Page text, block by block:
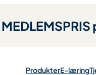
ProdukterE-læring